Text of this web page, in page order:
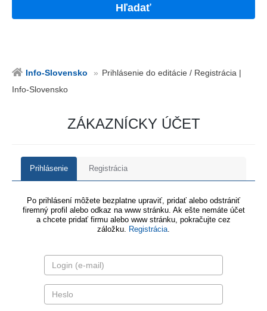
Hľadať
Info-Slovensko
Prihlásenie do editácie / Registrácia |
Info-Slovensko
ZÁKAZNÍCKY ÚČET
Prihlásenie Registrácia
Po prihlásení môžete bezplatne upraviť, pridať alebo odstrániť
firemný profil alebo odkaz na www stránku. Ak ešte nemáte účet
a chcete pridať firmu alebo www stránku, pokračujte cez
záložku. Registrácia.